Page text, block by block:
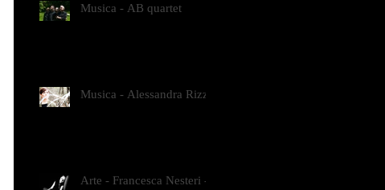
Musica - AB quartet
Musica - Alessandra Rizzo
Arte - Francesca Nesteri -